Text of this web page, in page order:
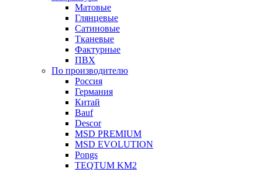
Матовые
Глянцевые
Сатиновые
Тканевые
Фактурные
ПВХ
По производителю
Россия
Германия
Китай
Вauf
Descor
MSD PREMIUM
MSD EVOLUTION
Pongs
TEQTUM KM2